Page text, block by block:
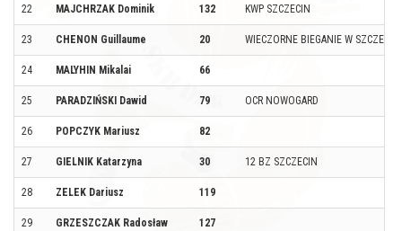
22 MAJCHRZAK Dominik 132 KWP SZCZECIN
23 CHENON Guillaume 20 WIECZORNE BIEGANIE W
24 MALYHIN Mikalai 66
25 PARADZIŃSKI Dawid 79 OCR NOWOGARD
26 POPCZYK Mariusz 82
27 GIELNIK Katarzyna 30 12 BZ SZCZECIN
28 ZELEK Dariusz 119
29 GRZESZCZAK Radosław 127